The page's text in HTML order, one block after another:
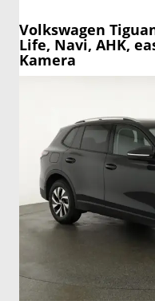
Volkswagen
Life, Navi, AHK,
Kamera